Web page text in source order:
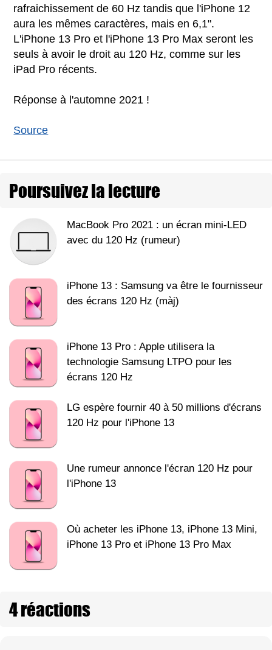
rafraichissement de 60 Hz tandis que l'iPhone 12
aura les mêmes caractères, mais en 6,1".
L'iPhone 13 Pro et l'iPhone 13 Pro Max seront les
seuls à avoir le droit au 120 Hz, comme sur les
iPad Pro récents.
Réponse à l'automne 2021 !
Source
Poursuivez la lecture
MacBook Pro 2021 : un écran mini-LED
avec du 120 Hz (rumeur)
iPhone 13 : Samsung va être le fournisseur
des écrans 120 Hz (màj)
iPhone 13 Pro : Apple utilisera la
technologie Samsung LTPO pour les
écrans 120 Hz
LG espère fournir 40 à 50 millions d'écrans
120 Hz pour l'iPhone 13
Une rumeur annonce l'écran 120 Hz pour
l'iPhone 13
Où acheter les iPhone 13, iPhone 13 Mini,
iPhone 13 Pro et iPhone 13 Pro Max
4 réactions